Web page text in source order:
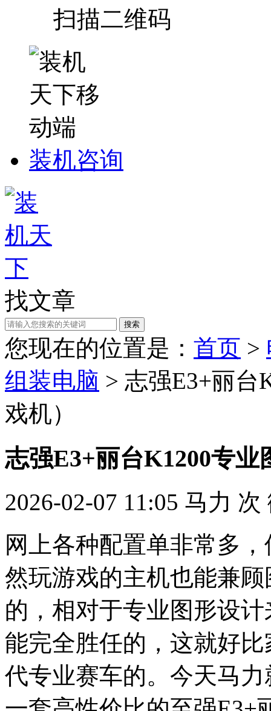
扫描二维码
装机咨询
找文章
搜索
您现在的位置是： 首页 >
组装电脑 > 志强E3+丽台
戏机）
志强E3+丽台K1200专
2026-02-07 11:05 马力 次
网上各种配置单非常多
然玩游戏的主机也能兼
的，相对于专业图形设
能完全胜任的，这就好
代专业赛车的。今天马